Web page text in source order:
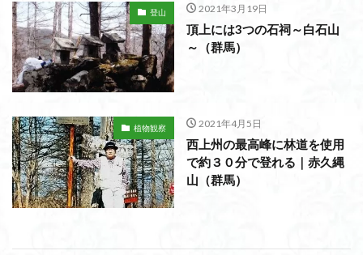
登山 2021年3月19日
頂上には3つの石祠～白石山
～（群馬）
植物観察 2021年4月5日
西上州の最高峰に林道を使用
で約３０分で登れる｜赤久縄
山（群馬）